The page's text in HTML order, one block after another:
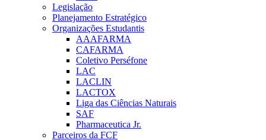
Legislação
Planejamento Estratégico
Organizações Estudantis
AAAFARMA
CAFARMA
Coletivo Perséfone
LAC
LACLIN
LACTOX
Liga das Ciências Naturais
SAF
Pharmaceutica Jr.
Parceiros da FCF